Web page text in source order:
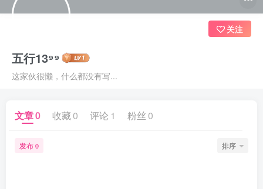
五行13⁹⁹
这家伙很懒，什么都没有写...
关注
文章0 收藏 0 评论 1 粉丝 0
发布 0 排序